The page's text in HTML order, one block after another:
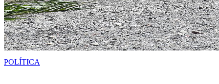
POLÍTICA